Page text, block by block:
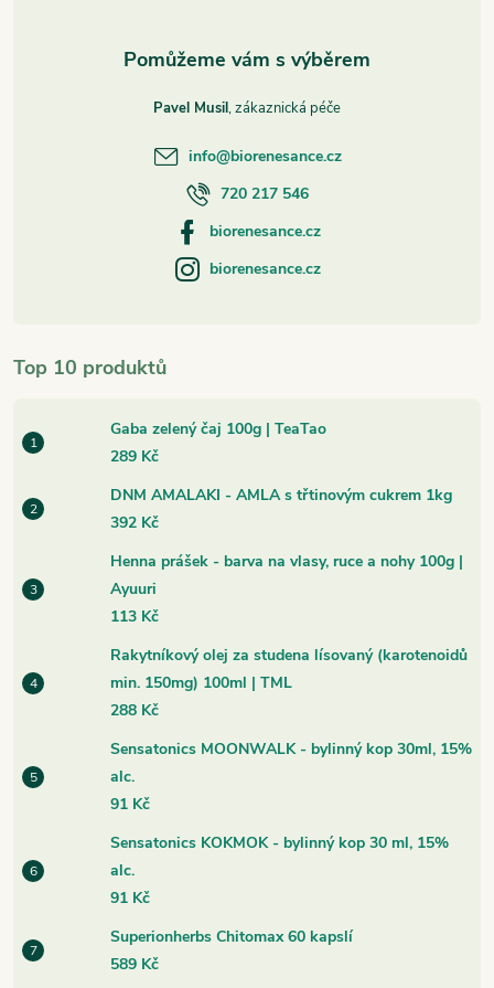
Top 10 produktů
Gaba zelený čaj 100g | TeaTao
289 Kč
DNM AMALAKI - AMLA s třtinovým cukrem 1kg
392 Kč
Henna prášek - barva na vlasy, ruce a nohy 100g |
Ayuuri
113 Kč
Rakytníkový olej za studena lísovaný (karotenoidů
min. 150mg) 100ml | TML
288 Kč
Sensatonics MOONWALK - bylinný kop 30ml, 15%
alc.
91 Kč
Sensatonics KOKMOK - bylinný kop 30 ml, 15%
alc.
91 Kč
Superionherbs Chitomax 60 kapslí
589 Kč
Pavel Musil
info@biorenesance.cz
720 217 546
biorenesance.cz
biorenesance.cz